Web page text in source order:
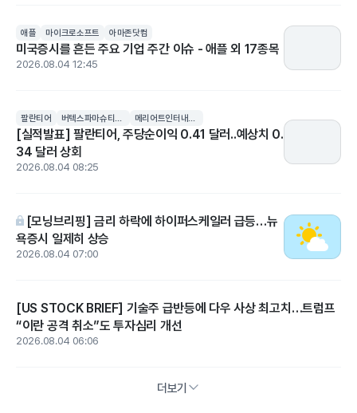
애플 마이크로소프트 아마존닷컴
미국증시를 흔든 주요 기업 주간 이슈 - 애플 외 17종목
2026.08.04 12:45
팔란티어
[실적발표] 팔란티어, 주당순이익 0.41 달러..예상치 0.
34 달러 상회
2026.08.04 08:25
[모닝브리핑] 금리 하락에 하이퍼스케일러 급등…뉴
욕증시 일제히 상승
2026.08.04 07:00
[US STOCK BRIEF] 기술주 급반등에 다우 사상 최고치…트럼프
“이란 공격 취소”도 투자심리 개선
2026.08.04 06:06
더보기